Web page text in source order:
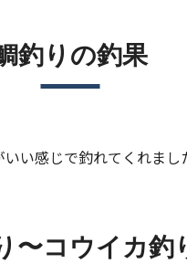
釣りの釣果
い感じで釣れてくれまし
〜コウイカ釣